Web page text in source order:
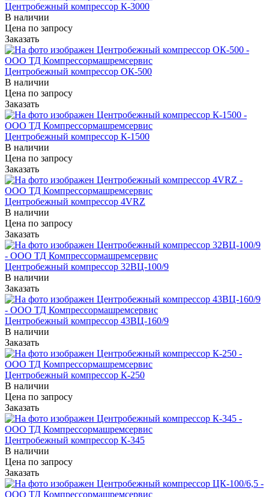
Центробежный компрессор К-3000
В наличии
Цена по запросу
Заказать
Центробежный компрессор ОК-500
В наличии
Цена по запросу
Заказать
Центробежный компрессор К-1500
В наличии
Цена по запросу
Заказать
Центробежный компрессор 4VRZ
В наличии
Цена по запросу
Заказать
Центробежный компрессор 32ВЦ-100/9
В наличии
Заказать
Центробежный компрессор 43ВЦ-160/9
В наличии
Заказать
Центробежный компрессор К-250
В наличии
Цена по запросу
Заказать
Центробежный компрессор К-345
В наличии
Цена по запросу
Заказать